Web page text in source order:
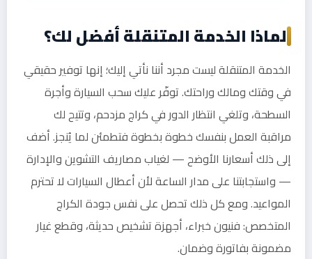
لماذا الخدمة المتنقلة أفضل لك؟
الخدمة المتنقلة ليست مجرد أننا نأتي إليك؛ إنها توفير حقيقي
في وقتك ومالك وراحتك. توفّر عليك سحب السيارة وأجرة
السطحة، وتلغي انتظار الدور في كراج مزدحم، وتتيح لك
مراقبة العمل بنفسك خطوة بخطوة فتطمئن لما يُنجز. أضف
إلى ذلك أسعارنا الأوضح — لغياب مصاريف التشوين والإدارة
— واستجابتنا على مدار الساعة لأن أعطال السيارات لا تحترم
المواعيد. ومع كل ذلك تحصل على نفس جودة الكراج
المتخصص: فنيون خبراء، أجهزة تشخيص حديثة، وقطع غيار
مضمونة بفاتورة وضمان.